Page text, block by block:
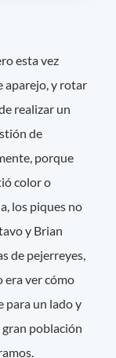
esta vez
aparejo, y rotar
realizar un
de
porque
color o
los piques no
y Brian
de pejerreyes,
era ver cómo
para un lado y
población